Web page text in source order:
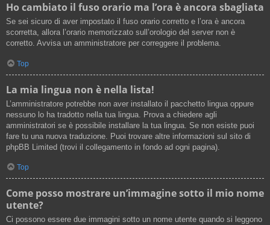
Ho cambiato il fuso orario ma l’ora è ancora sbagliata
Se sei sicuro di aver impostato il fuso orario corretto e l’ora è ancora
scorretta, allora l’orario memorizzato sull’orologio del server non è
corretto. Avvisa un amministratore per correggere il problema.
Top
La mia lingua non è nella lista!
L’amministratore potrebbe non aver installato il pacchetto lingua oppure
nessuno lo ha tradotto nella tua lingua. Prova a chiedere agli
amministratori se è possibile installare la tua lingua. Se non esiste puoi
fare tu una nuova traduzione. Puoi trovare altre informazioni sul sito di
phpBB Limited (trovi il collegamento in fondo ad ogni pagina).
Top
Come posso mostrare un’immagine sotto il mio nome
utente?
Ci possono essere due immagini sotto un nome utente quando si leggono